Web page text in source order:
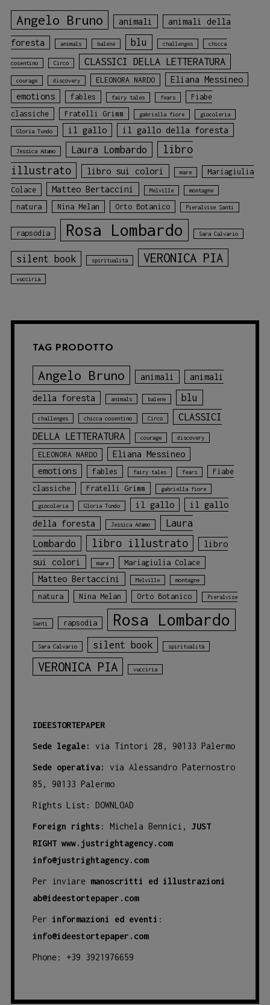
Angelo Bruno animali animali della
foresta animals balene blu challenges chicca
cosentino Circo CLASSICI DELLA LETTERATURA
courage discovery ELEONORA NARDO
Eliana Messineo
emotions
fables fairy tales fears
Fiabe
classiche
Fratelli Grimm gabriella fiore giocoleria
Gloria Tundo il gallo il gallo della foresta
Jessica Adamo Laura Lombardo
libro
illustrato
libro sui colori mare
Mariagiulia
Colace
Matteo Bertaccini Melville montagne
natura Nina Melan Orto Botanico Pieralvise Santi
rapsodia Rosa Lombardo Sara Calvario
silent book spiritualità VERONICA PIA
vucciria
TAG PRODOTTO
Angelo Bruno animali animali
della foresta animals balene blu
challenges chicca cosentino Circo
CLASSICI
DELLA LETTERATURA
courage discovery
ELEONORA NARDO
Eliana Messineo
emotions
fables fairy tales fears
Fiabe
classiche
Fratelli Grimm gabriella fiore
giocoleria Gloria Tundo il gallo
il gallo
della foresta
Jessica Adamo
Laura
Lombardo
libro illustrato
libro
sui colori
mare Mariagiulia Colace
Matteo Bertaccini Melville montagne
natura Nina Melan Orto Botanico Pieralvise
Santi rapsodia Rosa Lombardo
Sara Calvario silent book spiritualità
VERONICA PIA vucciria
IDEESTORTEPAPER
Sede legale: via Tintori 28, 90133 Palermo
Sede operativa:
via Alessandro Paternostro
85, 90133 Palermo
Rights List: DOWNLOAD
Foreign rights : Michela Bennici, JUST
RIGHT www.justrightagency.com
info@justrightagency.com
Per inviare manoscritti ed illustrazioni
ab@ideestortepaper.com
Per informazioni ed eventi :
info@ideestortepaper.com
Phone: +39 3921976659